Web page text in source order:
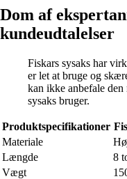
Dom af
kundeudtalelser
Fiskars sysaks har
er let at bruge og
kan ikke anbefale
sysaks bruger.
Produktspecifikationer
Materiale
Længde
8
Vægt